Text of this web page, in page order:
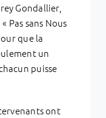
Gondallier,
Pas sans Nous
que la
un
puisse
ont